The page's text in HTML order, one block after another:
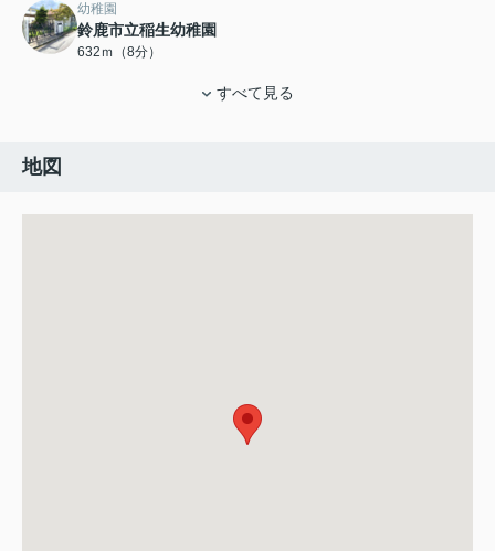
幼稚園
鈴鹿市立稲生幼稚園
632ｍ（8分）
すべて見る
地図